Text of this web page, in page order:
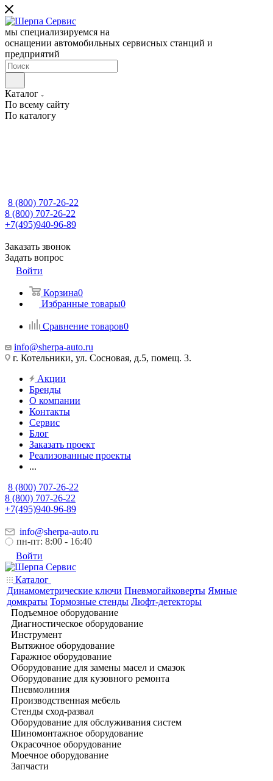
мы специализируемся на
оснащении автомобильных сервисных станций и
предприятий
Каталог
По всему сайту
По каталогу
8 (800) 707-26-22
8 (800) 707-26-22
+7(495)940-96-89
Заказать звонок
Задать вопрос
Войти
Корзина0
Избранные товары0
Сравнение товаров0
info@sherpa-auto.ru
г. Котельники, ул. Сосновая, д.5, помещ. 3.
Акции
Бренды
О компании
Контакты
Сервис
Блог
Заказать проект
Реализованные проекты
...
8 (800) 707-26-22
8 (800) 707-26-22
+7(495)940-96-89
info@sherpa-auto.ru
пн-пт: 8:00 - 16:40
Войти
Каталог
Динамометрические ключи Пневмогайковерты Ямные
домкраты Тормозные стенды Люфт-детекторы
Подъемное оборудование
Диагностическое оборудование
Инструмент
Вытяжное оборудование
Гаражное оборудование
Оборудование для замены масел и смазок
Оборудование для кузовного ремонта
Пневмолиния
Производственная мебель
Стенды сход-развал
Оборудование для обслуживания систем
Шиномонтажное оборудование
Окрасочное оборудование
Моечное оборудование
Запчасти